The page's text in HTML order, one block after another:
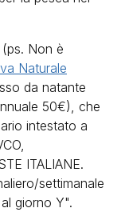
Non è
Naturale
da natante
50€), che
intestato a
ITALIANE.
settimanale
giorno Y".